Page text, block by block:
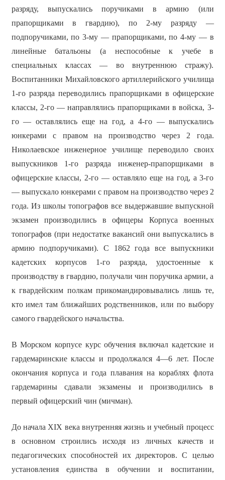
разряду, выпускались поручиками в армию (или
прапорщиками в гвардию), по 2-му разряду —
подпоручиками, по 3-му — прапорщиками, по 4-му — в
линейные батальоны (а неспособные к учебе в
специальных классах — во внутреннюю стражу).
Воспитанники Михайловского артиллерийского училища
1-го разряда переводились прапорщиками в офицерские
классы, 2-го — направлялись прапорщиками в войска, 3-
го — оставлялись еще на год, а 4-го — выпускались
юнкерами с правом на производство через 2 года.
Николаевское инженерное училище переводило своих
выпускников 1-го разряда инженер-прапорщиками в
офицерские классы, 2-го — оставляло еще на год, а 3-го
— выпускало юнкерами с правом на производство через 2
года. Из школы топографов все выдержавшие выпускной
экзамен производились в офицеры Корпуса военных
топографов (при недостатке вакансий они выпускались в
армию подпоручиками). С 1862 года все выпускники
кадетских корпусов 1-го разряда, удостоенные к
производству в гвардию, получали чин поручика армии, а
к гвардейским полкам прикомандировывались лишь те,
кто имел там ближайших родственников, или по выбору
самого гвардейского начальства.
В Морском корпусе курс обучения включал кадетские и
гардемаринские классы и продолжался 4—6 лет. После
окончания корпуса и года плавания на кораблях флота
гардемарины сдавали экзамены и производились в
первый офицерский чин (мичман).
До начала XIX века внутренняя жизнь и учебный процесс
в основном строились исходя из личных качеств и
педагогических способностей их директоров. С целью
установления единства в обучении и воспитании,